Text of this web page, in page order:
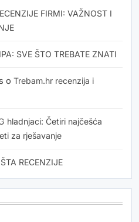
FIRMI: VAŽNOST I
SVE ŠTO TREBATE ZNATI
o Trebam.hr recenzija i
hladnjaci: Četiri najčešća
za rješavanje
RECENZIJE